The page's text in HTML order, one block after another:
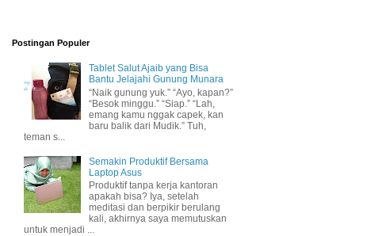
Postingan Populer
Tablet Salut Ajaib yang Bisa
Bantu Jelajahi Gunung Munara
“Naik gunung yuk.” “Ayo, kapan?”
“Besok minggu.” “Siap.” “Lah,
emang kamu nggak capek, kan
baru balik dari Mudik.” Tuh,
teman s...
Semakin Produktif Bersama
Laptop Asus
Produktif tanpa kerja kantoran
apakah bisa? Iya, setelah
meditasi dan berpikir berulang
kali, akhirnya saya memutuskan
untuk menjadi ...